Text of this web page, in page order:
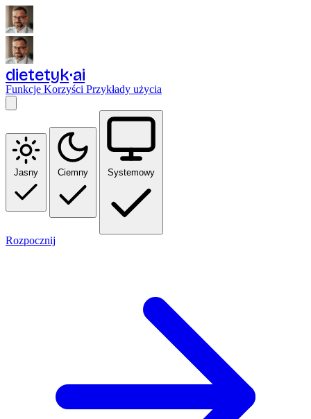
dietetyk ai
Funkcje Korzyści Przykłady użycia
Jasny Ciemny Systemowy
Rozpocznij